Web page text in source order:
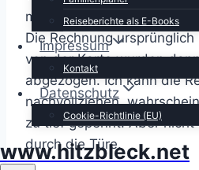
Reiseberichte als E-Books
Impressum
Kontakt
Datenschutz
Cookie-Richtlinie (EU)
www.hitzbleck.net
meine Wenigkeit als auch
Die Rechnung
von der Karte wurden
abgezogen. Ich kann die
nachvollziehen,
zu tief gepennt. Aber
durch die Türe.